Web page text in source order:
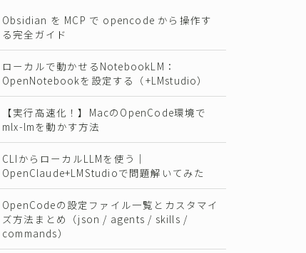
Obsidian を MCP で opencode から操作す
る完全ガイド
ローカルで動かせるNotebookLM：
OpenNotebookを設定する（+LMstudio）
【実行高速化！】MacのOpenCode環境で
mlx-lmを動かす方法
CLIからローカルLLMを使う｜
OpenClaude+LMStudioで問題解いてみた
OpenCodeの設定ファイル一覧とカスタマイ
ズ方法まとめ（json / agents / skills /
commands）